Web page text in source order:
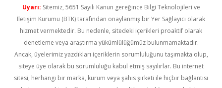
Uyarı: Sitemiz, 5651 Sayılı Kanun gereğince Bilgi Teknolojileri ve
İletişim Kurumu (BTK) tarafından onaylanmış bir Yer Sağlayıcı olarak
hizmet vermektedir. Bu nedenle, sitedeki içerikleri proaktif olarak
denetleme veya araştırma yükümlülüğümüz bulunmamaktadır.
Ancak, üyelerimiz yazdıkları içeriklerin sorumluluğunu taşımakta olup,
siteye üye olarak bu sorumluluğu kabul etmiş sayılırlar. Bu internet
sitesi, herhangi bir marka, kurum veya şahıs şirketi ile hiçbir bağlantısı